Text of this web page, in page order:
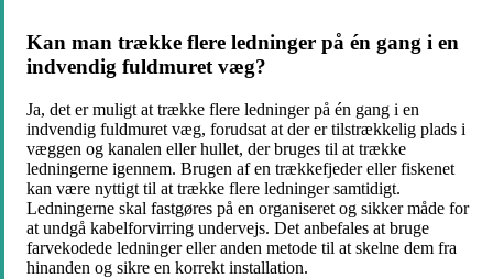
Kan man trække flere ledninger på én gang i en
indvendig fuldmuret væg?
Ja, det er muligt at trække flere ledninger på én gang i en
indvendig fuldmuret væg, forudsat at der er tilstrækkelig plads i
væggen og kanalen eller hullet, der bruges til at trække
ledningerne igennem. Brugen af en trækkefjeder eller fiskenet
kan være nyttigt til at trække flere ledninger samtidigt.
Ledningerne skal fastgøres på en organiseret og sikker måde for
at undgå kabelforvirring undervejs. Det anbefales at bruge
farvekodede ledninger eller anden metode til at skelne dem fra
hinanden og sikre en korrekt installation.